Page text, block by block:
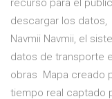
recurso para el
descargar los datos,
Navmii Navmii, el
datos de transporte
obras Mapa creado
tiempo real captado